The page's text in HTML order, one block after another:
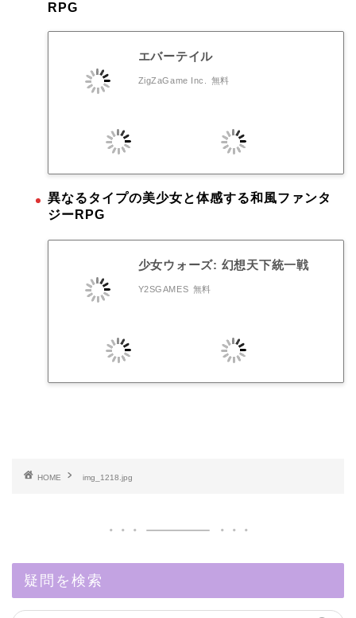
RPG
エバーテイル
ZigZaGame Inc. 無料
異なるタイプの美少女と体感する和風ファンタ
ジーRPG
少女ウォーズ: 幻想天下統一戦
Y2SGAMES 無料
HOME img_1218.jpg
疑問を検索